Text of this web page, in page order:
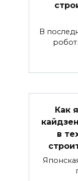
В
Как
в